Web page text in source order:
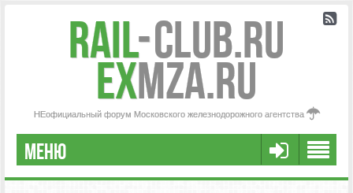
Rail-Club.RU
exMZA.RU
НЕофициальный форум Московского железнодорожного агентства
МЕНЮ
РЕГИСТРАЦИЯ